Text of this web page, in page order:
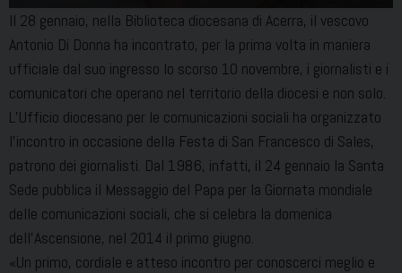
Il 28 gennaio, nella Biblioteca diocesana di Acerra, il vescovo
Antonio Di Donna ha incontrato, per la prima volta in maniera
ufficiale dal suo ingresso lo scorso 10 novembre, i giornalisti e i
comunicatori che operano nel territorio della diocesi e non solo.
L’Ufficio diocesano per le comunicazioni sociali ha organizzato
l’incontro in occasione della Festa di San Francesco di Sales,
patrono dei giornalisti. Dal 1986, infatti, il 24 gennaio la Santa
Sede pubblica il Messaggio del Papa per la Giornata mondiale
delle comunicazioni sociali, che si celebra la domenica
dell’Ascensione, nel 2014 il primo giugno.
«Un primo, cordiale e atteso incontro per conoscerci meglio e